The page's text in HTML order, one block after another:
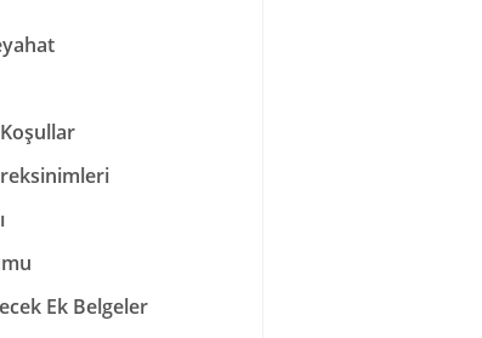
Ek Belgeler